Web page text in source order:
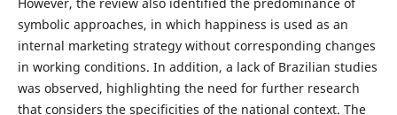
However, the review also identified the predominance of
symbolic approaches, in which happiness is used as an
internal marketing strategy without corresponding changes
in working conditions. In addition, a lack of Brazilian studies
was observed, highlighting the need for further research
that considers the specificities of the national context. The